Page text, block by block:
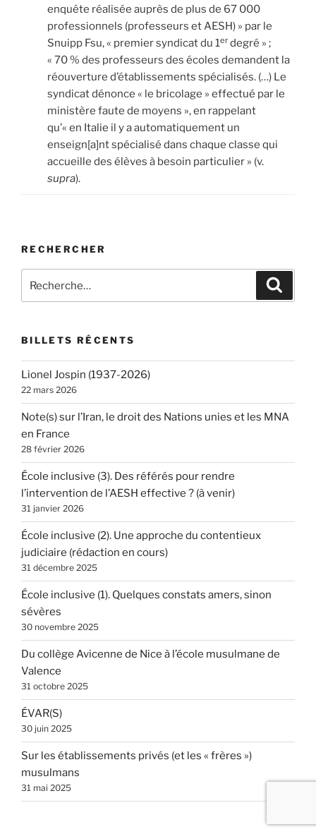
enquête réalisée auprès de plus de 67 000
professionnels (professeurs et AESH) » par le
Snuipp Fsu, « premier syndicat du 1er degré » ;
« 70 % des professeurs des écoles demandent la
réouverture d’établissements spécialisés. (…) Le
syndicat dénonce « le bricolage » effectué par le
ministère faute de moyens », en rappelant
qu’« en Italie il y a automatiquement un
enseign[a]nt spécialisé dans chaque classe qui
accueille des élèves à besoin particulier » (v.
supra).
RECHERCHER
pour
BILLETS RÉCENTS
Lionel Jospin (1937-2026)
22 mars 2026
Note(s) sur l’Iran, le droit des Nations unies et les MNA
en France
28 février 2026
École inclusive (3). Des référés pour rendre
l’intervention de l’AESH effective ? (à venir)
31 janvier 2026
École inclusive (2). Une approche du contentieux
judiciaire (rédaction en cours)
31 décembre 2025
École inclusive (1). Quelques constats amers, sinon
sévères
30 novembre 2025
Du collège Avicenne de Nice à l’école musulmane de
Valence
31 octobre 2025
ÉVAR(S)
30 juin 2025
Sur les établissements privés (et les « frères »)
musulmans
31 mai 2025